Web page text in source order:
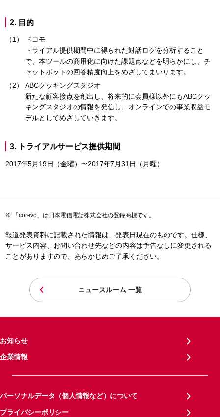
2. 目的
ドコモ
トライアル提供期間中に得られた対話ログを分析すること
で、本ツールの商用化に向けた課題点などを明らかにし、チ
ャットボットの回答精度向上をめざしてまいります。
ABCクッキングスタジオ
新たな顧客接点を創出し、将来的に会員様以外にもABCクッ
キングスタジオの情報を発信し、オンラインでの事業収益モ
デルとしてめざしていきます。
3. トライアルサービス提供期間
2017年5月19日（金曜）〜2017年7月31日（月曜）
「corevo」は日本電信電話株式会社の登録商標です。
報道発表資料に記載された情報は、発表日現在のものです。仕様、
サービス内容、お問い合わせ先などの内容は予告なしに変更される
ことがありますので、あらかじめご了承ください。
ニュースルーム 一覧
お知らせ
企業情報
パーソナルデータ（個人情報など）について
プライバシーポリシー